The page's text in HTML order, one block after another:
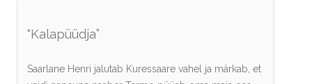
“Kalapüüdja”
Saarlane Henri jalutab Kuressaare vahel ja märkab, et